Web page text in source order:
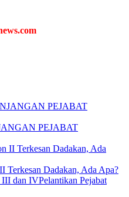
PEJABAT
Terkesan Dadakan, Ada Apa?
Pelantikan Pejabat